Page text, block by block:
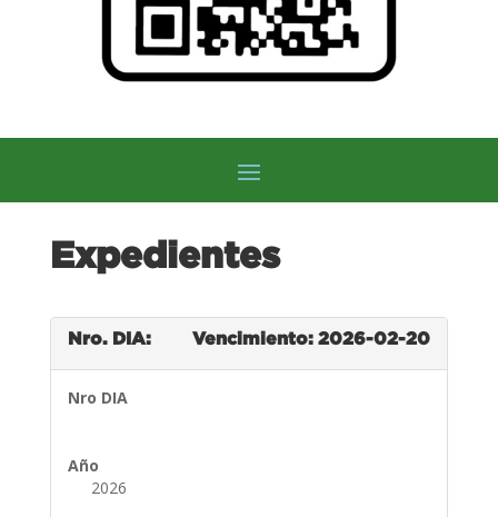
Expedientes
Nro. DIA: Vencimiento: 2026-02-20
Nro DIA
Año
2026